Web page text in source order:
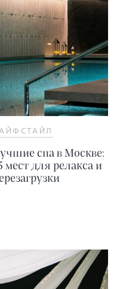
спа в Москве:
мест для релакса и